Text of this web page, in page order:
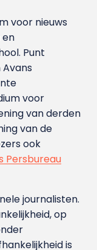
voor nieuws
Punt
voor
van derden
van de
ook
Persbureau
journalisten.
op
is